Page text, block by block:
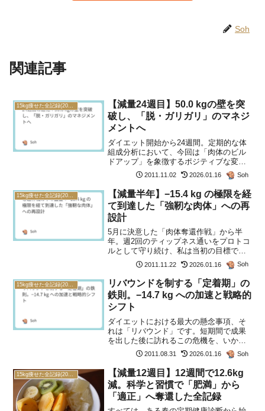
Soh
関連記事
15kg痩せた全記録(2011年)
【減量24週目】50.0 kgの壁を突
破し、「脱・ガリガリ」のマネジ
メントへ
ダイエット開始から24週間。定期的な体
組成分析において、今回は「肉体のビル
ドアップ」を象徴するポジティブな変化
が確認できました。24週目のステータ
ス・ダッシュボード前回の測定（20週
目）と比較した、最新のモディファイ結
果です。項目変化量分析...
2011.11.02 2026.01.16 Soh
【減量半年】−15.4 kg の極限を経
て到達した「強靭な肉体」への再
設計
5月に決意した「肉体奪還作戦」から半
年。週2回のティップネス通いをプロトコ
ルとして守り続け、私は当初の目標であ
る「絞り込まれた身体で、洗練されたス
ーツを着こなす」というマイルストーン
に到達しました。1. 体重推移のロジッ
ク：減量から「構築」...
2011.11.22 2026.01.16 Soh
15kg痩せた全記録(2011年)
リバウンドを制する「定着期」の
鉄則。−14.7 kg への加速と戦略的
シフト
ダイエットにおける最大の懸念事項、そ
れは「リバウンド」です。短期間で成果
を出した後に訪れるこの危機を、いかに
論理的な「定着期プロトコル」で乗り越
えたか。その徹底した管理の記録を振り
返ります。警告：リバウンドという「負
の慣性」への対策ティップ...
2011.08.31 2026.01.16 Soh
【減量12週目】12週間で12.6kg
減。科学と習慣で「肥満」から
「適正」へ奪還した全記録